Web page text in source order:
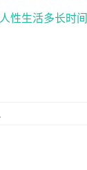
性生活多长时